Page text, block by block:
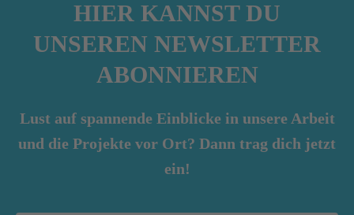
HIER KANNST DU
UNSEREN NEWSLETTER
ABONNIEREN
Lust auf spannende Einblicke in unsere Arbeit
und die Projekte vor Ort? Dann trag dich jetzt
ein!